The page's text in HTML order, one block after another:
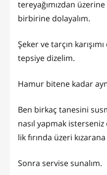
tereyağımızdan
birbirine dolayalım.
Şeker ve tarçın
tepsiye dizelim.
Hamur bitene kadar
Ben birkaç tanesini
nasıl yapmak isterseniz
lik fırında üzeri
Sonra servise sunalım.